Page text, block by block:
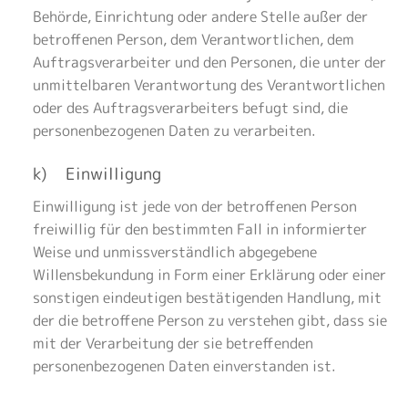
Behörde, Einrichtung oder andere Stelle außer der
betroffenen Person, dem Verantwortlichen, dem
Auftragsverarbeiter und den Personen, die unter der
unmittelbaren Verantwortung des Verantwortlichen
oder des Auftragsverarbeiters befugt sind, die
personenbezogenen Daten zu verarbeiten.
k) Einwilligung
Einwilligung ist jede von der betroffenen Person
freiwillig für den bestimmten Fall in informierter
Weise und unmissverständlich abgegebene
Willensbekundung in Form einer Erklärung oder einer
sonstigen eindeutigen bestätigenden Handlung, mit
der die betroffene Person zu verstehen gibt, dass sie
mit der Verarbeitung der sie betreffenden
personenbezogenen Daten einverstanden ist.